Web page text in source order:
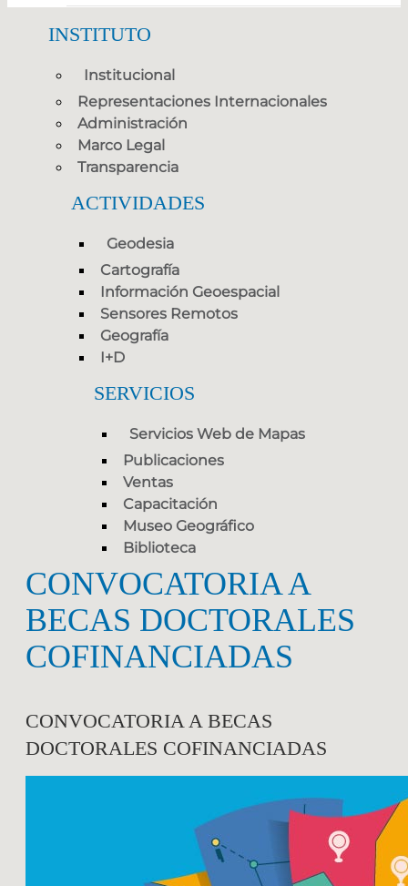
INSTITUTO
Institucional
Representaciones Internacionales
Administración
Marco Legal
Transparencia
ACTIVIDADES
Geodesia
Cartografía
Información Geoespacial
Sensores Remotos
Geografía
I+D
SERVICIOS
Servicios Web de Mapas
Publicaciones
Ventas
Capacitación
Museo Geográfico
Biblioteca
CONVOCATORIA A
BECAS DOCTORALES
COFINANCIADAS
CONVOCATORIA A BECAS
DOCTORALES COFINANCIADAS